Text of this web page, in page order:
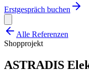
Erstgespräch buchen
Alle Referenzen
Shopprojekt
ASTRADIS